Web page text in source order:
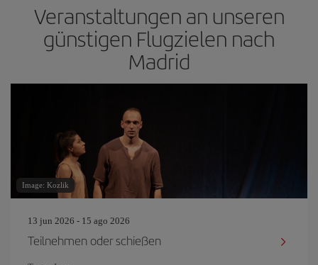
Veranstaltungen an unseren
günstigen Flugzielen nach
Madrid
Image: Kozlik
13 jun 2026 - 15 ago 2026
Teilnehmen oder schießen